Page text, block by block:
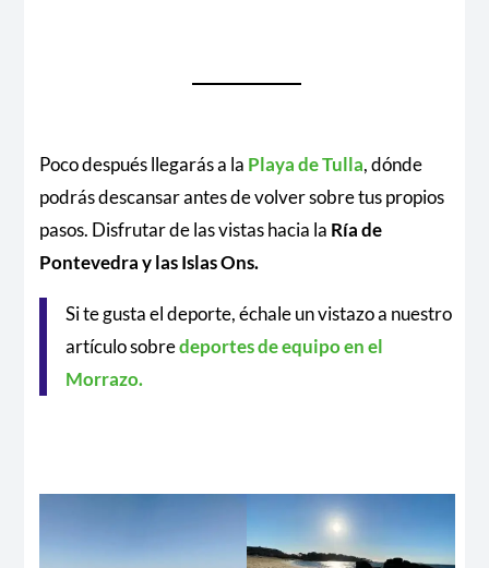
Poco después llegarás a la Playa de Tulla, dónde
podrás descansar antes de volver sobre tus propios
pasos. Disfrutar de las vistas hacia la Ría de
Pontevedra y las Islas Ons.
Si te gusta el deporte, échale un vistazo a nuestro
artículo sobredeportes de equipo en el
Morrazo.